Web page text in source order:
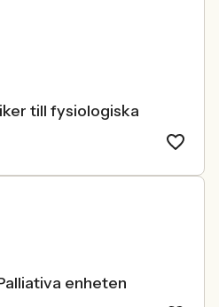
till fysiologiska
enheten